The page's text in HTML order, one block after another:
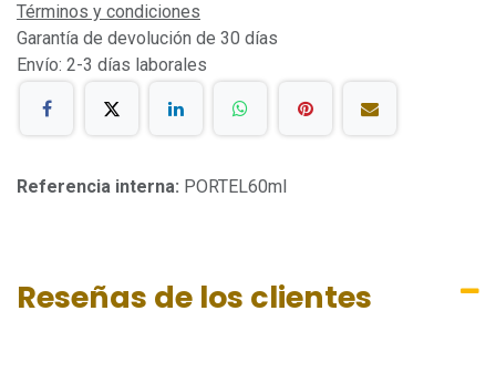
Términos y condiciones
Garantía de devolución de 30 días
Envío: 2-3 días laborales
Referencia interna: PORTEL60ml
Reseñas de los clientes